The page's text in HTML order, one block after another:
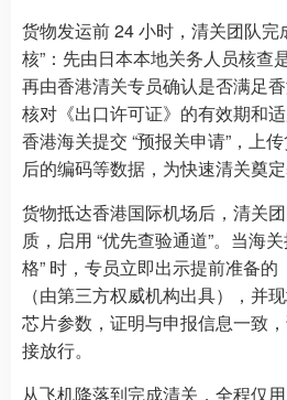
货物发运前 24 小时，清关团队完
核”：先由日本本地关务人员核查
再由香港清关专员确认是否满足
核对《出口许可证》的有效期和
香港海关提交 “预报关申请”，上
后的编码等数据，为快速清关奠定
货物抵达香港国际机场后，清关
质，启用 “优先查验通道”。当海
格” 时，专员立即出示提前准备的
（由第三方权威机构出具），并
芯片参数，证明与申报信息一致
接放行。
从飞机降落到完成清关，全程仅